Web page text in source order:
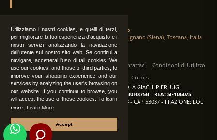
Utilizziamo i nostri cookies, e quelli di terzi,
per migliorare la tua esperienza d'acquisto e i
nostri servizi analizzando la navigazione
dell'utente sul nostro sito web. Se continui a
navigare, accetterai l'uso di tali cookies. We
use our cookies, and those of third parties, to
improve your shopping experience and our
services by analyzing the user's browsing on
our website. If you continue to browse, you
will accept the use of these cookies. To learn
more.
Learn More
Accept
Tenuta Torciano
Via Crocetta 16, Loc. Ulignano 53037 San Gimignano (Siena), Toscana, Italia
Tutti i diritti sono riservati | Operatori Contattaci
Condizioni di Utilizzo
Privacy
Albo Fornitori
Credits
TENUTA TORCIANO AZIENDA AGRICOLA GIACHI PIERLUIGI
P.IVA: IT00375840527 -C.F.: GCHPLG62C30H875B- REA: SI-106075
Sede: SAN GIMIGNANO (SI) - VIA CROCETTA 18 - CAP 53037 - FRAZIONE: LOC